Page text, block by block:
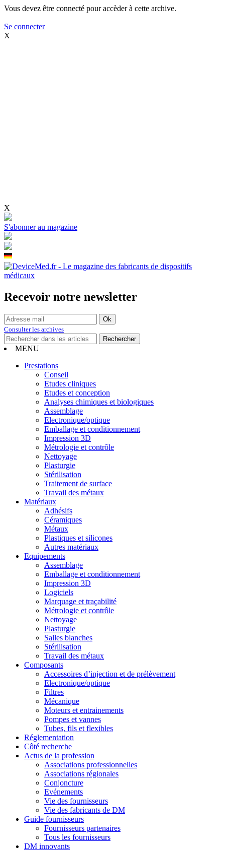
Vous devez être connecté pour accèder à cette archive.
Se connecter
X
X
S'abonner au magazine
Recevoir notre newsletter
Consulter les archives
MENU
Prestations
Conseil
Etudes cliniques
Etudes et conception
Analyses chimiques et biologiques
Assemblage
Electronique/optique
Emballage et conditionnement
Impression 3D
Métrologie et contrôle
Nettoyage
Plasturgie
Stérilisation
Traitement de surface
Travail des métaux
Matériaux
Adhésifs
Céramiques
Métaux
Plastiques et silicones
Autres matériaux
Equipements
Assemblage
Emballage et conditionnement
Impression 3D
Logiciels
Marquage et traçabilité
Métrologie et contrôle
Nettoyage
Plasturgie
Salles blanches
Stérilisation
Travail des métaux
Composants
Accessoires d’injection et de prélèvement
Electronique/optique
Filtres
Mécanique
Moteurs et entrainements
Pompes et vannes
Tubes, fils et flexibles
Réglementation
Côté recherche
Actus de la profession
Associations professionnelles
Associations régionales
Conjoncture
Evénements
Vie des fournisseurs
Vie des fabricants de DM
Guide fournisseurs
Fournisseurs partenaires
Tous les fournisseurs
DM innovants